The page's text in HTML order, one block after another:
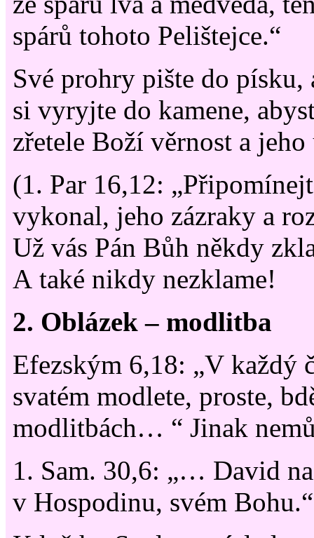
spárů tohoto Pelištejce.“
Své prohry pište do písku,
si vyryjte do kamene,
zřetele Boží věrnost a jeho
(1. Par 16,12:
vykonal, jeho zázraky a
Už vás Pán Bůh někdy
A také nikdy nezklame!
2. Oblázek – modlitba
Efezským 6,18: „V každý
svatém modlete, proste,
modlitbách… “ Jinak
1. Sam. 30,6: „… David
v Hospodinu, svém Bohu.“